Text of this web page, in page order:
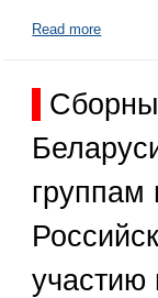
Read more
группам
участию